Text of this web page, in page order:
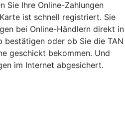
Sie Ihre Online-Zahlungen
ist schnell registriert. Sie
bei Online-Händlern direkt in
bestätigen oder ob Sie die TAN
geschickt bekommen. Und
im Internet abgesichert.